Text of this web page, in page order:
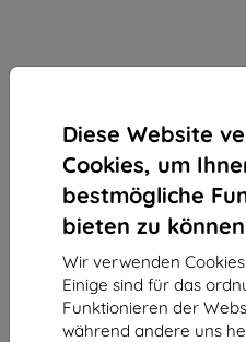
Diese Website
Cookies, um
bestmögliche
bieten zu
Wir verwenden
Einige sind für das
Funktionieren der
während andere uns
3MK All-Safe Sell Tablet
Verkaufspackung mit 5
Geeignet für: